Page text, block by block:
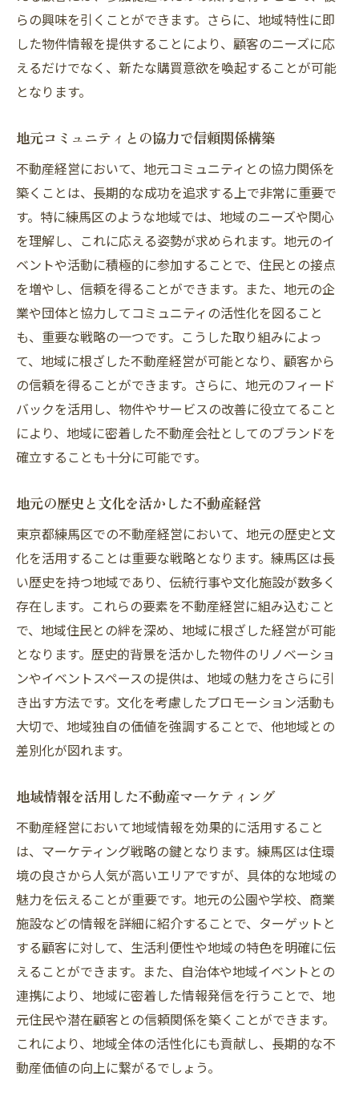
らの興味を引くことができます。さらに、地域特性に即
した物件情報を提供することにより、顧客のニーズに応
えるだけでなく、新たな購買意欲を喚起することが可能
となります。
地元コミュニティとの協力で信頼関係構築
不動産経営において、地元コミュニティとの協力関係を
築くことは、長期的な成功を追求する上で非常に重要で
す。特に練馬区のような地域では、地域のニーズや関心
を理解し、これに応える姿勢が求められます。地元のイ
ベントや活動に積極的に参加することで、住民との接点
を増やし、信頼を得ることができます。また、地元の企
業や団体と協力してコミュニティの活性化を図ること
も、重要な戦略の一つです。こうした取り組みによっ
て、地域に根ざした不動産経営が可能となり、顧客から
の信頼を得ることができます。さらに、地元のフィード
バックを活用し、物件やサービスの改善に役立てること
により、地域に密着した不動産会社としてのブランドを
確立することも十分に可能です。
地元の歴史と文化を活かした不動産経営
東京都練馬区での不動産経営において、地元の歴史と文
化を活用することは重要な戦略となります。練馬区は長
い歴史を持つ地域であり、伝統行事や文化施設が数多く
存在します。これらの要素を不動産経営に組み込むこと
で、地域住民との絆を深め、地域に根ざした経営が可能
となります。歴史的背景を活かした物件のリノベーショ
ンやイベントスペースの提供は、地域の魅力をさらに引
き出す方法です。文化を考慮したプロモーション活動も
大切で、地域独自の価値を強調することで、他地域との
差別化が図れます。
地域情報を活用した不動産マーケティング
不動産経営において地域情報を効果的に活用すること
は、マーケティング戦略の鍵となります。練馬区は住環
境の良さから人気が高いエリアですが、具体的な地域の
魅力を伝えることが重要です。地元の公園や学校、商業
施設などの情報を詳細に紹介することで、ターゲットと
する顧客に対して、生活利便性や地域の特色を明確に伝
えることができます。また、自治体や地域イベントとの
連携により、地域に密着した情報発信を行うことで、地
元住民や潜在顧客との信頼関係を築くことができます。
これにより、地域全体の活性化にも貢献し、長期的な不
動産価値の向上に繋がるでしょう。